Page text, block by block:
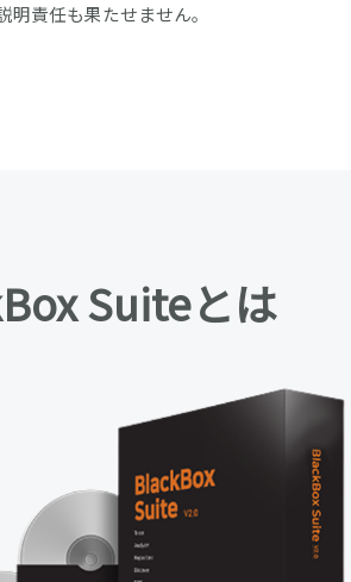
明責任も果たせません。
Suiteとは